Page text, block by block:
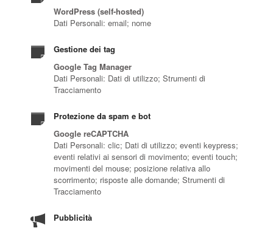
WordPress (self-hosted)
Dati Personali: email; nome
Gestione dei tag
Google Tag Manager
Dati Personali: Dati di utilizzo; Strumenti di
Tracciamento
Protezione da spam e bot
Google reCAPTCHA
Dati Personali: clic; Dati di utilizzo; eventi keypress;
eventi relativi ai sensori di movimento; eventi touch;
movimenti del mouse; posizione relativa allo
scorrimento; risposte alle domande; Strumenti di
Tracciamento
Pubblicità